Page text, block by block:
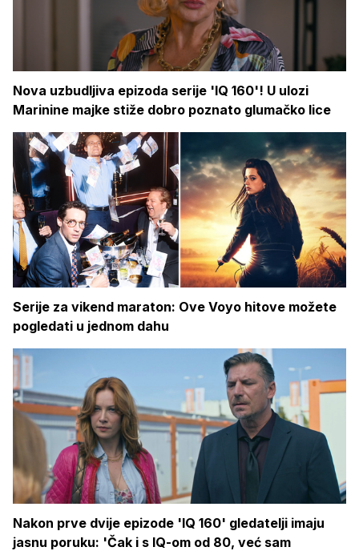
Nova uzbudljiva epizoda serije 'IQ 160'! U ulozi
Marinine majke stiže dobro poznato glumačko lice
Serije za vikend maraton: Ove Voyo hitove možete
pogledati u jednom dahu
Nakon prve dvije epizode 'IQ 160' gledatelji imaju
jasnu poruku: 'Čak i s IQ-om od 80, već sam